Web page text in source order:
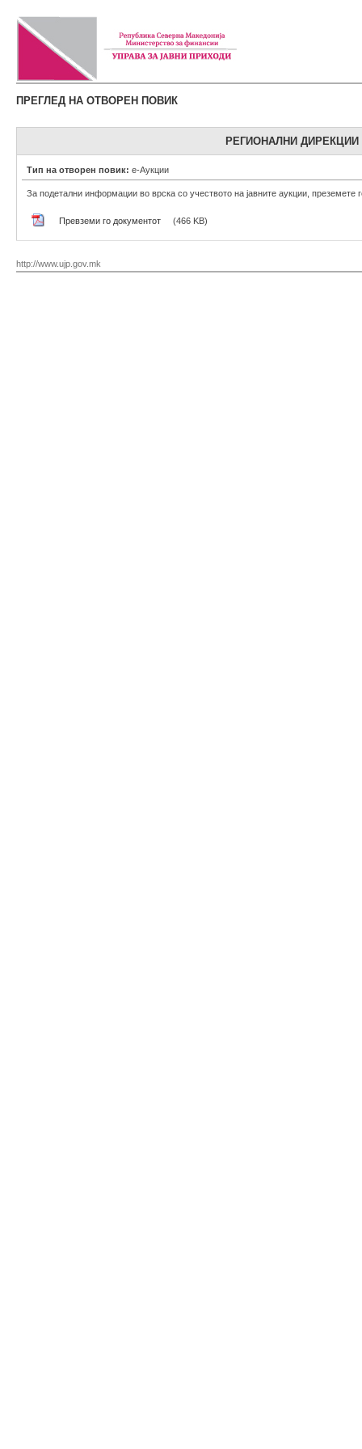
ПРЕГЛЕД НА ОТВОРЕН ПОВИК
РЕГИОНАЛНИ ДИРЕКЦИИ
Тип на отворен повик: е-Аукции
За подетални информации во врска со учеството на јавните аукции, преземете
Превземи го документот (466 KB)
http://www.ujp.gov.mk